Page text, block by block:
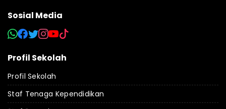
Sosial Media
Profil Sekolah
Profil Sekolah
Staf Tenaga Kependidikan